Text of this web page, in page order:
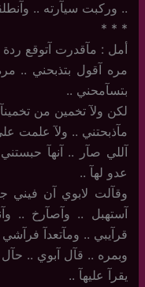
.. وركبت سيآرته ..
‏*‏ * *
أمل : مآقدرت آتوقع
مره آقول بتذبحني ..
بتسآمحني ..
لكن ولآ تخمين من
مآذبحتني .. ولآ علمت
آللي صآر .. آنهآ
عدو لهآ ..
وقآلت لابوي آن فيني
آستهبل .. وآصآرخ ..
قرآيبي .. ومآتعدآ
وبمره .. قآل آبوي .. حآل
يقرآ عليهآ ..